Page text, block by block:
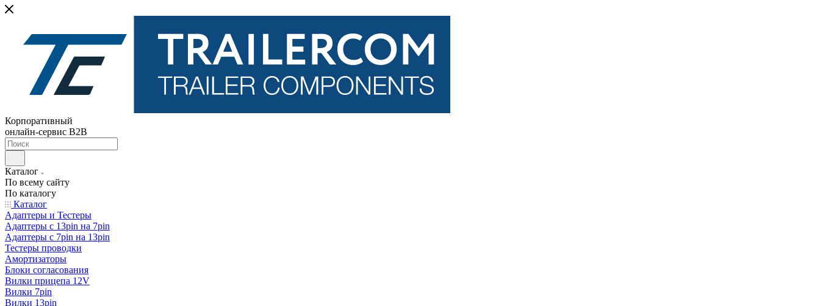
Корпоративный
онлайн-сервис B2B
Каталог
По всему сайту
По каталогу
Каталог
Адаптеры и Тестеры
Адаптеры с 13pin на 7pin
Адаптеры с 7pin на 13pin
Тестеры проводки
Амортизаторы
Блоки согласования
Вилки прицепа 12V
Вилки 7pin
Вилки 13pin